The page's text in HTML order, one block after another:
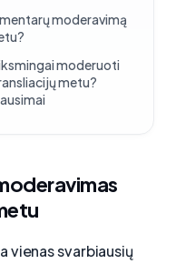
moderavimą
moderuoti
metu?
vienas svarbiausių